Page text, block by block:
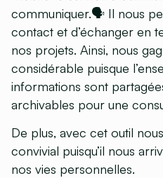
communiquer.🗣 Il nous
contact et d’échanger en
nos projets. Ainsi, nous
considérable puisque
informations sont
archivables pour une
De plus, avec cet outil
convivial puisqu’il nous
nos vies personnelles.